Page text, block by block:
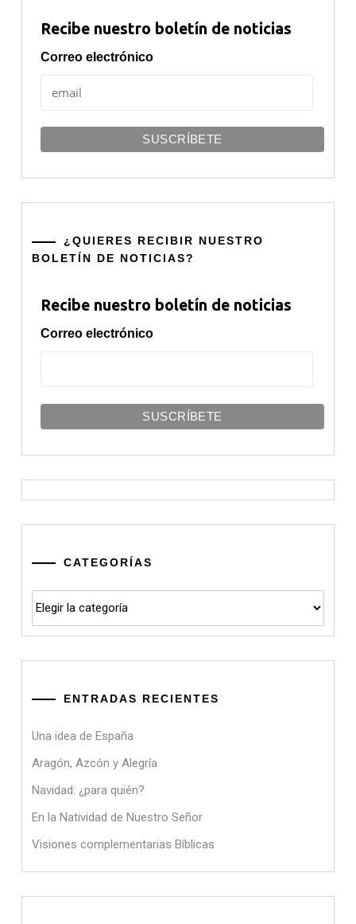
Recibe nuestro boletín de noticias
Correo electrónico
¿QUIERES RECIBIR NUESTRO
BOLETÍN DE NOTICIAS?
Recibe nuestro boletín de noticias
Correo electrónico
CATEGORÍAS
ENTRADAS RECIENTES
Una idea de España
Aragón, Azcón y Alegría
Navidad: ¿para quién?
En la Natividad de Nuestro Señor
Visiones complementarias Bíblicas